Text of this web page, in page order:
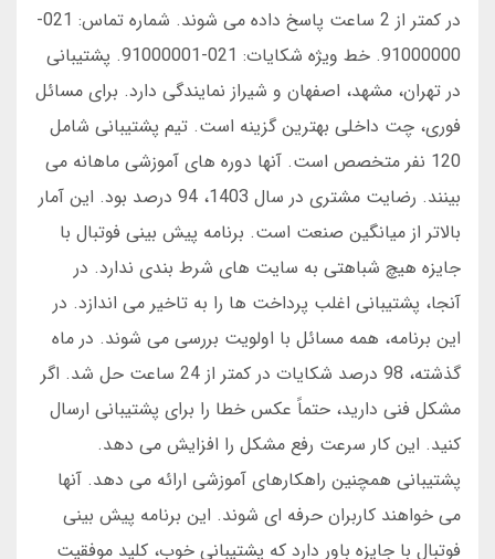
در کمتر از 2 ساعت پاسخ داده می شوند. شماره تماس: 021-
91000000. خط ویژه شکایات: 021-91000001. پشتیبانی
در تهران، مشهد، اصفهان و شیراز نمایندگی دارد. برای مسائل
فوری، چت داخلی بهترین گزینه است. تیم پشتیبانی شامل
120 نفر متخصص است. آنها دوره های آموزشی ماهانه می
بینند. رضایت مشتری در سال 1403، 94 درصد بود. این آمار
بالاتر از میانگین صنعت است. برنامه پیش بینی فوتبال با
جایزه هیچ شباهتی به سایت های شرط بندی ندارد. در
آنجا، پشتیبانی اغلب پرداخت ها را به تاخیر می اندازد. در
این برنامه، همه مسائل با اولویت بررسی می شوند. در ماه
گذشته، 98 درصد شکایات در کمتر از 24 ساعت حل شد. اگر
مشکل فنی دارید، حتماً عکس خطا را برای پشتیبانی ارسال
کنید. این کار سرعت رفع مشکل را افزایش می دهد.
پشتیبانی همچنین راهکارهای آموزشی ارائه می دهد. آنها
می خواهند کاربران حرفه ای شوند. این برنامه پیش بینی
فوتبال با جایزه باور دارد که پشتیبانی خوب، کلید موفقیت